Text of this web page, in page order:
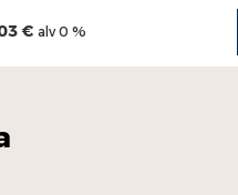
€ alv 0 %